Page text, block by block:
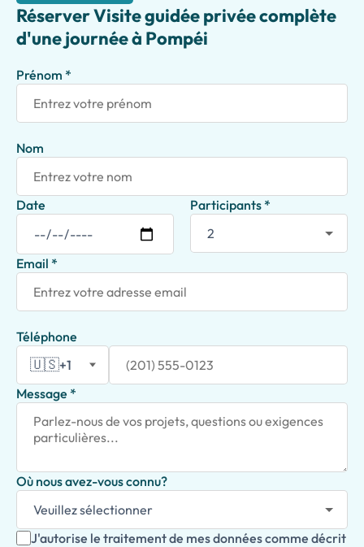
Réserver Visite guidée privée complète
d'une journée à Pompéi
Prénom *
Nom
Date Participants *
Email *
Téléphone
🇺🇸+1
Message *
Où nous avez-vous connu?
J'autorise le traitement de mes données comme décrit